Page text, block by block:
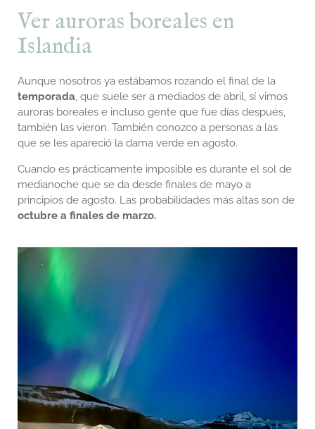
Ver auroras boreales en
Islandia
Aunque nosotros ya estábamos rozando el final de la
temporada, que suele ser a mediados de abril, sí vimos
auroras boreales e incluso gente que fue días después,
también las vieron. También conozco a personas a las
que se les apareció la dama verde en agosto.
Cuando es prácticamente imposible es durante el sol de
medianoche que se da desde finales de mayo a
principios de agosto. Las probabilidades más altas son de
octubre a finales de marzo.